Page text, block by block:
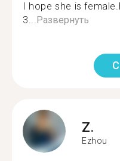
I hope she is
3...Развернуть
Z.
Ezhou